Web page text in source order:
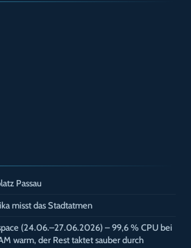
Passau
misst das Stadtatmen
(24.06.–27.06.2026) – 99,6 % CPU bei
warm, der Rest taktet sauber durch